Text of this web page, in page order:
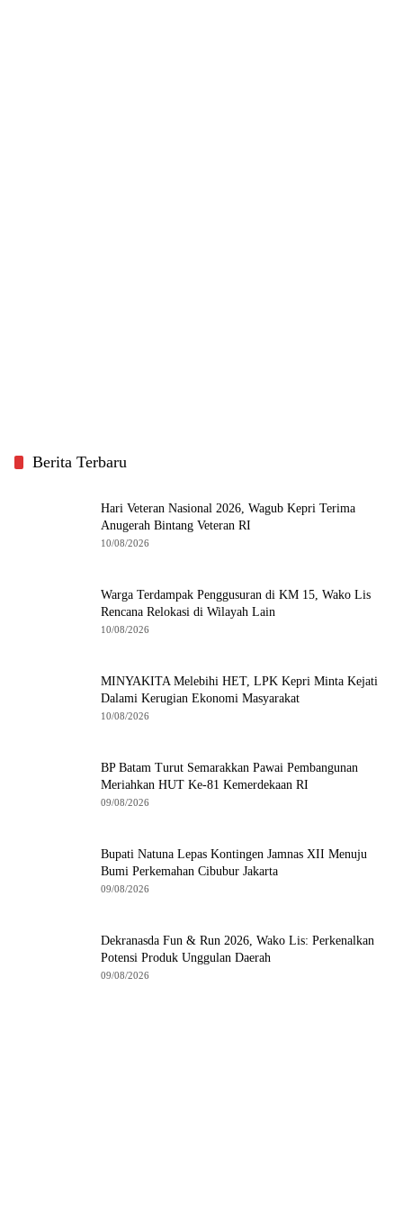
Berita Terbaru
Hari Veteran Nasional 2026, Wagub Kepri Terima
Anugerah Bintang Veteran RI
10/08/2026
Warga Terdampak Penggusuran di KM 15, Wako Lis
Rencana Relokasi di Wilayah Lain
10/08/2026
MINYAKITA Melebihi HET, LPK Kepri Minta Kejati
Dalami Kerugian Ekonomi Masyarakat
10/08/2026
BP Batam Turut Semarakkan Pawai Pembangunan
Meriahkan HUT Ke-81 Kemerdekaan RI
09/08/2026
Bupati Natuna Lepas Kontingen Jamnas XII Menuju
Bumi Perkemahan Cibubur Jakarta
09/08/2026
Dekranasda Fun & Run 2026, Wako Lis: Perkenalkan
Potensi Produk Unggulan Daerah
09/08/2026